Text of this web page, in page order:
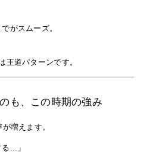
がスムーズ。
王道パターンです。
も、この時期の強み
増えます。
...」